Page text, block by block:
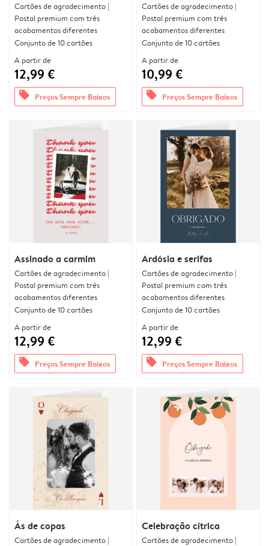
Cartões de agradecimento |
Postal premium com três
acabamentos diferentes
Conjunto de 10 cartões
A partir de
12,99 €
offers Preços Sempre Baixos
Cartões de agradecimento |
Postal premium com três
acabamentos diferentes
Conjunto de 10 cartões
A partir de
10,99 €
offers Preços Sempre Baixos
Assinado a carmim
Cartões de agradecimento |
Postal premium com três
acabamentos diferentes
Conjunto de 10 cartões
A partir de
12,99 €
offers Preços Sempre Baixos
Ardósia e serifas
Cartões de agradecimento |
Postal premium com três
acabamentos diferentes
Conjunto de 10 cartões
A partir de
12,99 €
offers Preços Sempre Baixos
Ás de copas
Cartões de agradecimento |
Celebração cítrica
Cartões de agradecimento |